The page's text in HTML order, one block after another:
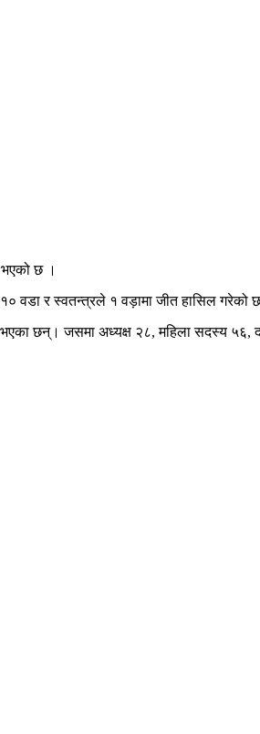
भएको छ ।
वडा र स्वतन्त्रले १ वड़ामा जीत हासिल गरेको
छन्। जसमा अध्यक्ष २८, महिला सदस्य